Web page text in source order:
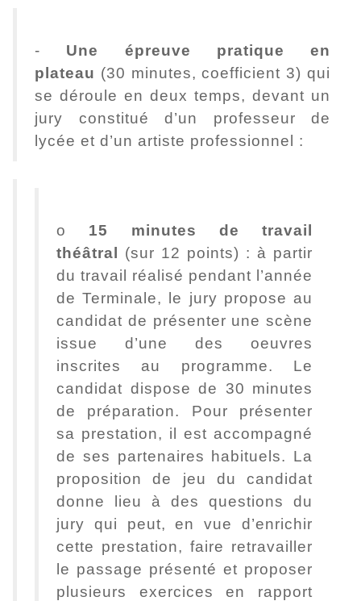
- Une épreuve pratique en
plateau (30 minutes, coefficient 3) qui
se déroule en deux temps, devant un
jury constitué d’un professeur de
lycée et d’un artiste professionnel :
o 15 minutes de travail
théâtral (sur 12 points) : à partir
du travail réalisé pendant l’année
de Terminale, le jury propose au
candidat de présenter une scène
issue d’une des oeuvres
inscrites au programme. Le
candidat dispose de 30 minutes
de préparation. Pour présenter
sa prestation, il est accompagné
de ses partenaires habituels. La
proposition de jeu du candidat
donne lieu à des questions du
jury qui peut, en vue d’enrichir
cette prestation, faire retravailler
le passage présenté et proposer
plusieurs exercices en rapport